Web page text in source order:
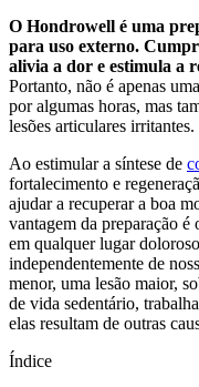
O Hondrowell é uma
para uso externo.
alivia a dor e estimula a
Portanto, não é apenas
por algumas horas, mas
lesões articulares irritantes.
Ao estimular a síntese de
fortalecimento e
ajudar a recuperar a boa
vantagem da preparação
em qualquer lugar
independentemente de
menor, uma lesão maior,
de vida sedentário,
elas resultam de outras
Índice